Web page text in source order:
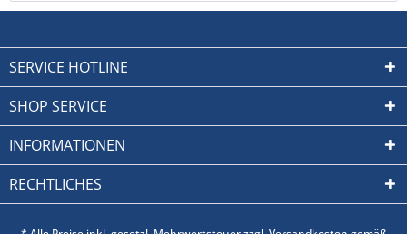
SERVICE HOTLINE
SHOP SERVICE
INFORMATIONEN
RECHTLICHES